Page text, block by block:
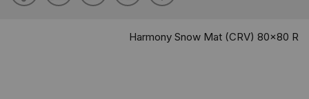
Harmony Snow Mat (CRV) 80x80 R